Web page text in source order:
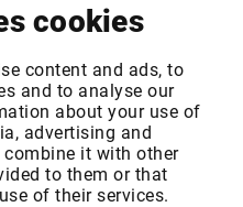
cookies
content and ads, to
and to analyse our
about your use of
advertising and
it with other
to them or that
of their services.